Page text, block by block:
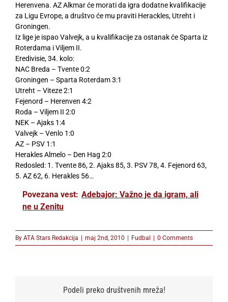
Herenvena. AZ Alkmar će morati da igra dodatne kvalifikacije
za Ligu Evrope, a društvo će mu praviti Herackles, Utreht i
Groningen.
Iz lige je ispao Valvejk, a u kvalifikacije za ostanak će Sparta iz
Roterdama i Viljem II.
Eredivisie, 34. kolo:
NAC Breda – Tvente 0:2
Groningen – Sparta Roterdam 3:1
Utreht – Viteze 2:1
Fejenord – Herenven 4:2
Roda – Viljem II 2:0
NEK – Ajaks 1:4
Valvejk – Venlo 1:0
AZ – PSV 1:1
Herakles Almelo – Den Hag 2:0
Redosled: 1. Tvente 86, 2. Ajaks 85, 3. PSV 78, 4. Fejenord 63,
5. AZ 62, 6. Herakles 56…
Povezana vest: Adebajor: Važno je da igram, ali
ne u Zenitu
By ATA Stars Redakcija | maj 2nd, 2010 | Fudbal | 0 Comments
Podeli preko društvenih mreža!